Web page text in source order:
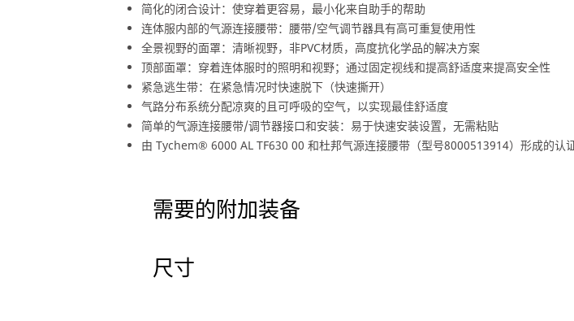
简化的闭合设计：使穿着更容易，最小化来自助手的帮助
连体服内部的气源连接腰带：腰带/空气调节器具有高可重复使用性
全景视野的面罩：清晰视野，非PVC材质，高度抗化学品的解决方案
顶部面罩：穿着连体服时的照明和视野；通过固定视线和提高舒适度来提高安全性
紧急逃生带：在紧急情况时快速脱下（快速撕开）
气路分布系统分配凉爽的且可呼吸的空气，以实现最佳舒适度
简单的气源连接腰带/调节器接口和安装：易于快速安装设置，无需粘贴
由 Tychem® 6000 AL TF630 00 和杜邦气源连接腰带（型号8000513914）形成的认
需要的附加装备
尺寸